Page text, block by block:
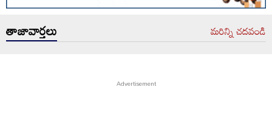
తాజావార్తలు మరిన్ని చదవండి